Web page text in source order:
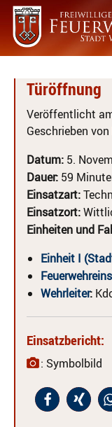
Türöffnung
Veröffentlicht
Geschrieben von
Datum: 5.
Dauer: 59
Einsatzart:
Einsatzort:
Einheiten und
Einheit I
Wehrleiter:
Einsatzbericht:
: Symbolbild